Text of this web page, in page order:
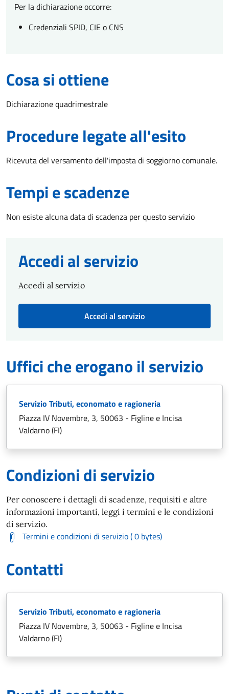
Per la dichiarazione occorre:
Credenziali SPID, CIE o CNS
Cosa si ottiene
Dichiarazione quadrimestrale
Procedure legate all'esito
Ricevuta del versamento dell'imposta di soggiorno comunale.
Tempi e scadenze
Non esiste alcuna data di scadenza per questo servizio
Accedi al servizio
Accedi al servizio
Accedi al servizio
Uffici che erogano il servizio
Servizio Tributi, economato e ragioneria
Piazza IV Novembre, 3, 50063 - Figline e Incisa
Valdarno (FI)
Condizioni di servizio
Per conoscere i dettagli di scadenze, requisiti e altre
informazioni importanti, leggi i termini e le condizioni
di servizio.
Termini e condizioni di servizio ( 0 bytes)
Contatti
Servizio Tributi, economato e ragioneria
Piazza IV Novembre, 3, 50063 - Figline e Incisa
Valdarno (FI)